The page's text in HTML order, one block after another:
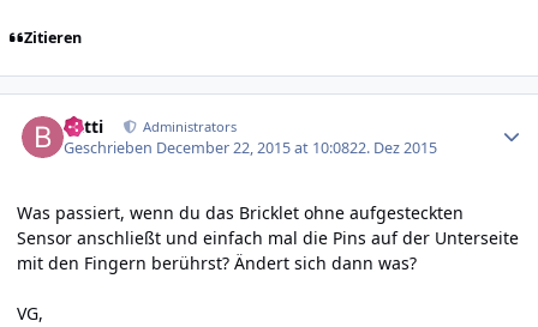
Zitieren
batti Administrators
Geschrieben December 22, 2015 at 10:0822. Dez 2015
Was passiert, wenn du das Bricklet ohne aufgesteckten
Sensor anschließt und einfach mal die Pins auf der Unterseite
mit den Fingern berührst? Ändert sich dann was?
VG,